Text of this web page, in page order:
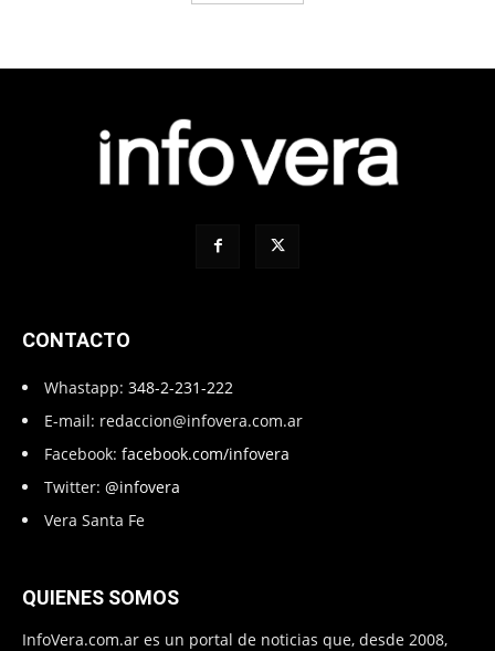
CONTACTO
Whastapp: 348-2-231-222
E-mail: redaccion@infovera.com.ar
Facebook: facebook.com/infovera
Twitter: @infovera
Vera Santa Fe
QUIENES SOMOS
InfoVera.com.ar es un portal de noticias que, desde 2008,